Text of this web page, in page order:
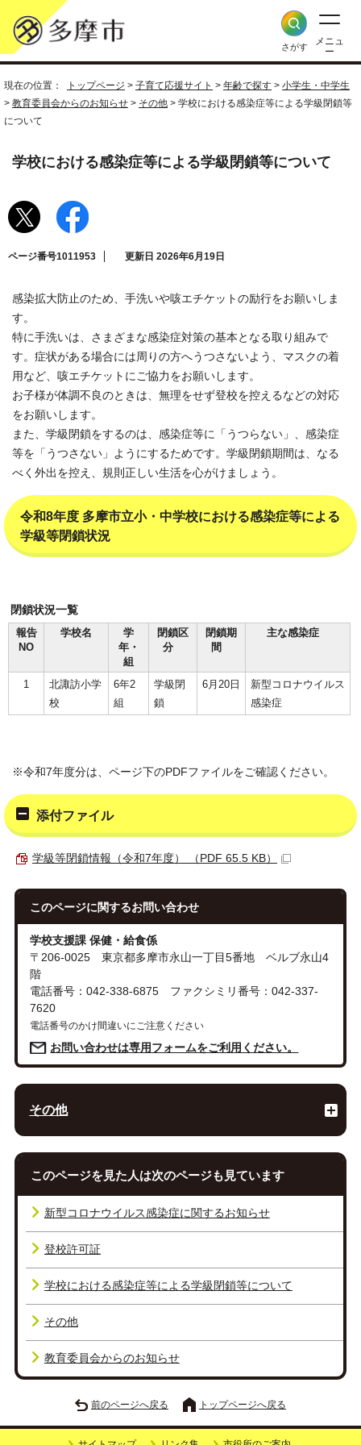
さがす
メニュ
ー
現在の位置： トップページ > 子育て応援サイト > 年齢で探す > 小学生・中学生
> 教育委員会からのお知らせ > その他 > 学校における感染症等による学級閉鎖等
について
学校における感染症等による学級閉鎖等について
ページ番号1011953 更新日 2026年6月19日
感染拡大防止のため、手洗いや咳エチケットの励行をお願いしま
す。
特に手洗いは、さまざまな感染症対策の基本となる取り組みで
す。症状がある場合には周りの方へうつさないよう、マスクの着
用など、咳エチケットにご協力をお願いします。
お子様が体調不良のときは、無理をせず登校を控えるなどの対応
をお願いします。
また、学級閉鎖をするのは、感染症等に「うつらない」、感染症
等を「うつさない」ようにするためです。学級閉鎖期間は、なる
べく外出を控え、規則正しい生活を心がけましょう。
令和8年度 多摩市立小・中学校における感染症等による
学級等閉鎖状況
閉鎖状況一覧
報告
NO
学校名
学
年・
組
閉鎖区
分
閉鎖期
間
主な感染症
1
北諏訪小学
校
6年2
組
学級閉
鎖
6月20日
新型コロナウイルス
感染症
※令和7年度分は、ページ下のPDFファイルをご確認ください。
添付ファイル
学級等閉鎖情報（令和7年度） （PDF 65.5 KB）
このページに関するお問い合わせ
学校支援課 保健・給食係
〒206-0025 東京都多摩市永山一丁目5番地 ベルブ永山4
階
電話番号：042-338-6875 ファクシミリ番号：042-337-
7620
電話番号のかけ間違いにご注意ください
お問い合わせは専用フォームをご利用ください。
その他
このページを見た人は次のページも見ています
新型コロナウイルス感染症に関するお知らせ
登校許可証
学校における感染症等による学級閉鎖等について
その他
教育委員会からのお知らせ
前のページへ戻る トップページへ戻る